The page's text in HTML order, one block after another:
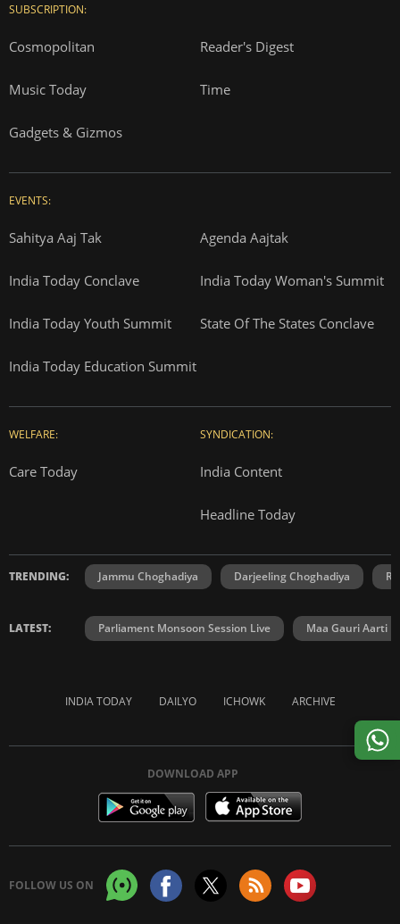
SUBSCRIPTION:
Cosmopolitan Reader's Digest
Music Today Time
Gadgets & Gizmos
EVENTS:
Sahitya Aaj Tak Agenda Aajtak
India Today Conclave India Today Woman's Summit
India Today Youth Summit State Of The States Conclave
India Today Education Summit
WELFARE:
Care Today
SYNDICATION:
India Content
Headline Today
TRENDING: Jammu Choghadiya Darjeeling Choghadiya
LATEST: Parliament Monsoon Session Live Maa Gauri Aarti
INDIA TODAY DAILYO ICHOWK ARCHIVE
DOWNLOAD APP
FOLLOW US ON